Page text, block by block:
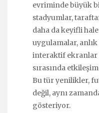
evriminde büyük
stadyumlar,
daha da keyifli
uygulamalar, anlık
interaktif ekranlar
sırasında
Bu tür yenilikler,
değil, aynı
gösteriyor.